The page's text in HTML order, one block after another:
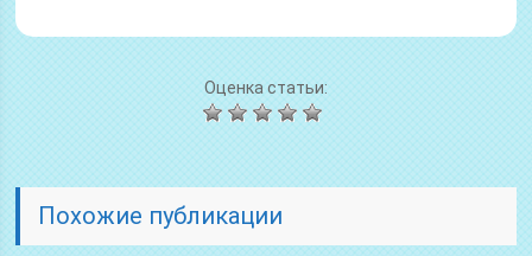
Оценка статьи:
Похожие публикации